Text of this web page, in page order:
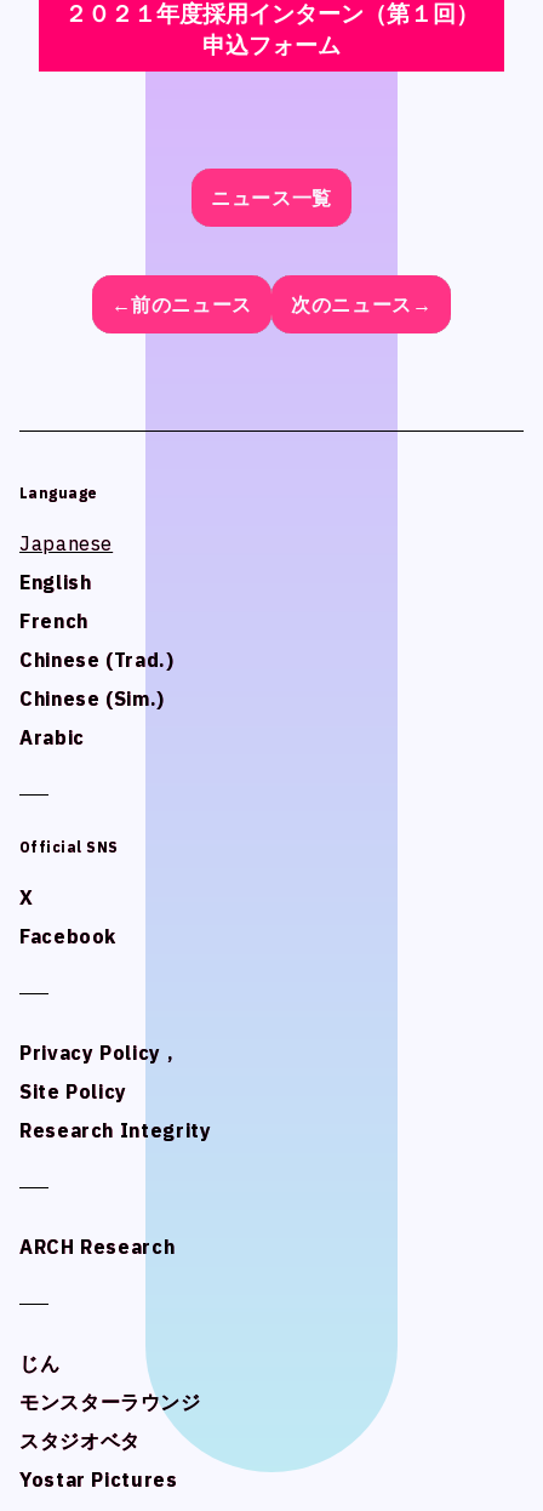
２０２１年度採用インターン（第１回）
申込フォーム
ニュース一覧
←前のニュース 次のニュース→
Language
Japanese
English
French
Chinese (Trad.)
Chinese (Sim.)
Arabic
Official SNS
X
Facebook
Privacy Policy ,
Site Policy
Research Integrity
ARCH Research
じん
モンスターラウンジ
スタジオベタ
Yostar Pictures
２０２１年度採用インターン（第１回）
申込フォーム
ニュース一覧
←前のニュース 次のニュース→
２０２１年度採用インターン（第１回）
申込フォーム
ニュース一覧
←前のニュース 次のニュース→
２０２１年度採用インターン（第１回）
申込フォーム
ニュース一覧
←前のニュース 次のニュース→
Language
Japanese
English
French
Chinese (Trad.)
Chinese (Sim.)
Arabic
Official SNS
X
Facebook
Privacy Policy ,
Site Policy
Research Integrity
ARCH Research
じん
モンスターラウンジ
スタジオベタ
Yostar Pictures